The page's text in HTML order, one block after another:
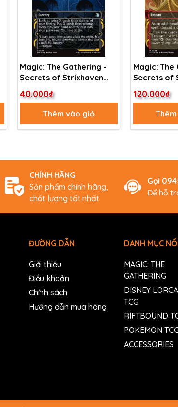
Magic: The Gathering -
Secrets of Strixhaven
Mystical Archive -
Stargaze (34)
40.000₫
Thêm vào giỏ
Magic: The
Secrets of
Mystical
Score (38)
120.000₫
CHÍNH HÃNG
Sản phẩm chính hãng,
chất lượng tốt nhất
Gọi
Để hỗ
ĐƯỜNG DẪN
Giới thiệu
Điều khoản
Chính sách
Hướng dẫn mua hàng
DANH MỤC
MAGIC: THE
GATHERING
DISNEY
TCG
RIFTBOUND
POKEMON TCG
ACCESSORIES